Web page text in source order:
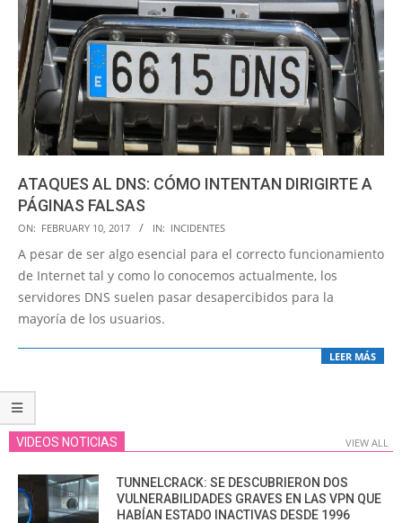
ATAQUES AL DNS: CÓMO INTENTAN DIRIGIRTE A
PÁGINAS FALSAS
2017-
02-
10
ON: FEBRUARY 10, 2017 IN: INCIDENTES
A pesar de ser algo esencial para el correcto funcionamiento
de Internet tal y como lo conocemos actualmente, los
servidores DNS suelen pasar desapercibidos para la
mayoría de los usuarios.
LEER MÁS
VIDEOS NOTICIAS VIEW ALL
TUNNELCRACK: SE DESCUBRIERON DOS
VULNERABILIDADES GRAVES EN LAS VPN QUE
HABÍAN ESTADO INACTIVAS DESDE 1996